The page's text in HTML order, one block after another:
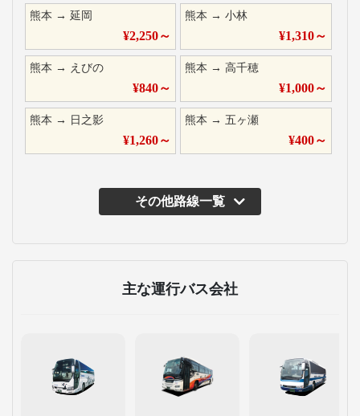
熊本 → 延岡
¥2,250～
熊本 →小林
¥1,310～
熊本 → えびの
¥840～
熊本 →高千穂
¥1,000～
熊本 → 日之影
¥1,260～
熊本 →五ヶ瀬
¥400～
その他路線一覧
主な運行バス会社